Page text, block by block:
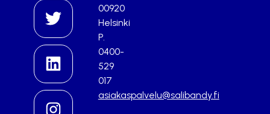
00920
Helsinki
P.
0400-
529
017
asiakaspalvelu@salibandy.fi